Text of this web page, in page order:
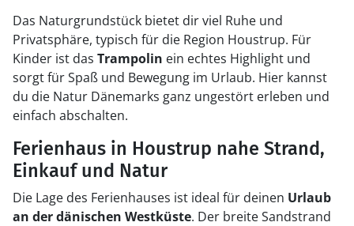
Das Naturgrundstück bietet dir viel Ruhe und
Privatsphäre, typisch für die Region Houstrup. Für
Kinder ist das Trampolin ein echtes Highlight und
sorgt für Spaß und Bewegung im Urlaub. Hier kannst
du die Natur Dänemarks ganz ungestört erleben und
einfach abschalten.
Ferienhaus in Houstrup nahe Strand,
Einkauf und Natur
Die Lage des Ferienhauses ist ideal für deinen Urlaub
an der dänischen Westküste. Der breite Sandstrand